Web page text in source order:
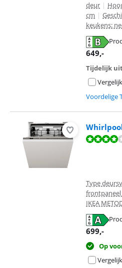
deur |
cm |
keukens:
649,-
Tijdelijk
Voordelige
Beoordeling is 8,1 van de 10,
Type
frontpaneel
IKEA
699,-
Op